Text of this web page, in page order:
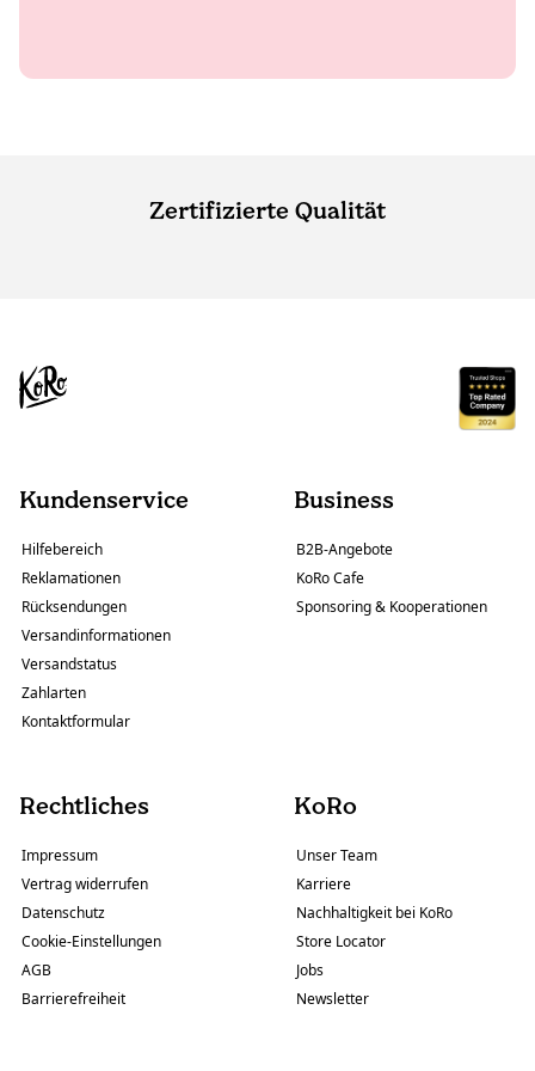
Zertifizierte Qualität
Kundenservice
Hilfebereich
Reklamationen
Rücksendungen
Versandinformationen
Versandstatus
Zahlarten
Kontaktformular
Business
B2B-Angebote
KoRo Cafe
Sponsoring & Kooperationen
Rechtliches
Impressum
Vertrag widerrufen
Datenschutz
Cookie-Einstellungen
AGB
Barrierefreiheit
KoRo
Unser Team
Karriere
Nachhaltigkeit bei KoRo
Store Locator
Jobs
Newsletter